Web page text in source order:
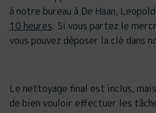
à notre bureau à De Haan,
10 heures. Si vous partez le
vous pouvez déposer la clé dans
Le nettoyage final est inclus,
de bien vouloir effectuer les